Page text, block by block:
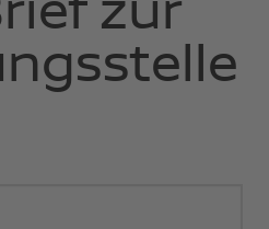
zur